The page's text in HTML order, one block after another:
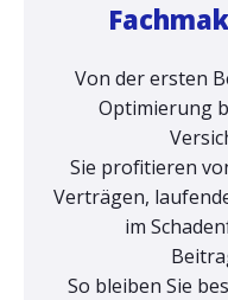
Von der ersten
Optimierung
Sie profitieren
Verträgen,
im
So bleiben Sie